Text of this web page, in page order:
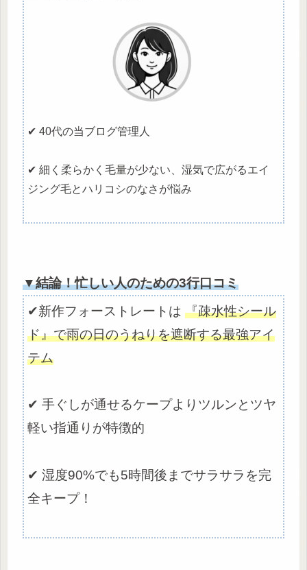
✔ 40代の当ブログ管理人
✔ 細く柔らかく毛量が少ない、湿気で広がるエイ
ジング毛とハリコシのなさが悩み
▼結論！忙しい人のための3行口コミ
✔新作フォーストレートは 『疎水性シール
ド』で雨の日のうねりを遮断する最強アイ
テム
✔ 手ぐしが通せるケープよりツルンとツヤ
軽い指通りが特徴的
✔ 湿度90%でも5時間後までサラサラを完
全キープ！